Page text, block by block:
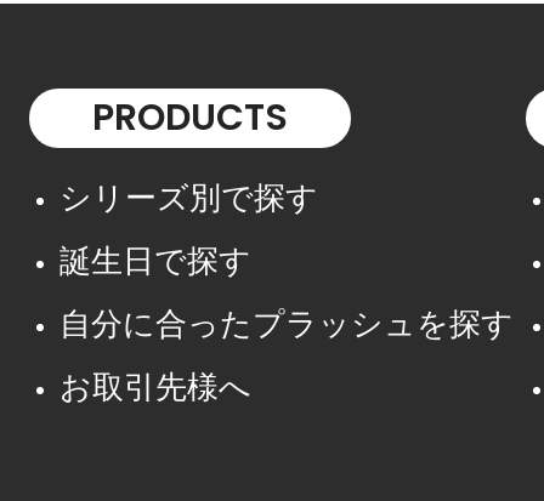
PRODUCTS
シリーズ別で探す
誕生日で探す
自分に合ったプラッシュを探す
お取引先様へ